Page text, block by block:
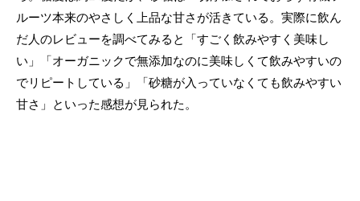
ルーツ本来のやさしく上品な甘さが活きている。実際に飲ん
だ人のレビューを調べてみると「すごく飲みやすく美味し
い」「オーガニックで無添加なのに美味しくて飲みやすいの
でリピートしている」「砂糖が入っていなくても飲みやすい
甘さ」といった感想が見られた。